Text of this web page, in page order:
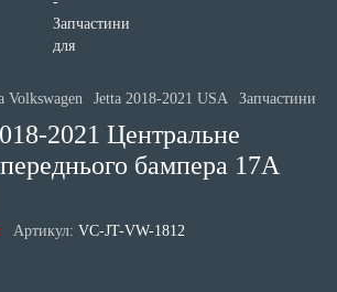
Volkswagen Jetta 2018-2021 USA Запчастини
2021 Центральне
бампера 17A
Артикул: VC-JT-VW-1812